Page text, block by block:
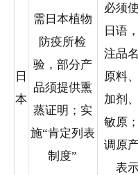
日
本
需日本植物
防疫所检
验，部分产
品须提供熏
蒸证明；实
施“肯定列表
制度”
必须
日语
注品名
原料
加剂
敏原
调原
表